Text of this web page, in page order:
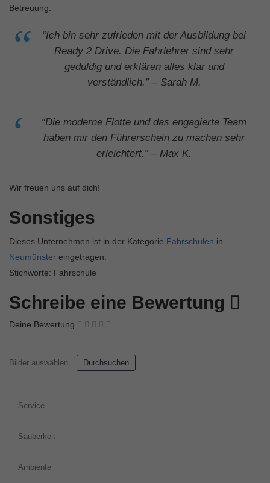
Betreuung:
“Ich bin sehr zufrieden mit der Ausbildung bei
Ready 2 Drive. Die Fahrlehrer sind sehr
geduldig und erklären alles klar und
verständlich.” – Sarah M.
“Die moderne Flotte und das engagierte Team
haben mir den Führerschein zu machen sehr
erleichtert.” – Max K.
Wir freuen uns auf dich!
Sonstiges
Dieses Unternehmen ist in der Kategorie Fahrschulen in
Neumünster eingetragen.
Stichworte: Fahrschule
Schreibe eine Bewertung
Deine Bewertung
Bilder auswählen Durchsuchen
Service
Sauberkeit
Ambiente